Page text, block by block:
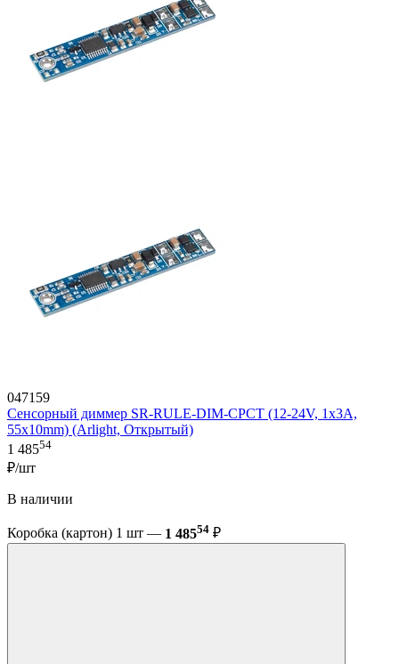
047159
Сенсорный диммер SR-RULE-DIM-CPCT (12-24V, 1x3A,
55x10mm) (Arlight, Открытый)
1 48554
₽/шт
В наличии
Коробка (картон) 1 шт — 1 48554 ₽